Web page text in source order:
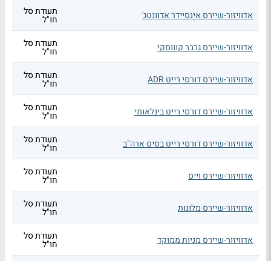
אדוויזור-שיירס אינסיידר אדוונטג' תעודת סל
חו"ל
אדוויזור-שיירס גרבר קוווסקי תעודת סל
חו"ל
אדוויזור-שיירס דורסי רייט ADR תעודת סל
חו"ל
אדוויזור-שיירס דורסי רייט בינלאומי תעודת סל
חו"ל
אדוויזור-שיירס דורסי רייט בסיס ארה"ב תעודת סל
חו"ל
אדוויזור-שיירס וייס תעודת סל
חו"ל
אדוויזור-שיירס מלונות תעודת סל
חו"ל
אדוויזור-שיירס מניות ממוקד תעודת סל
חו"ל